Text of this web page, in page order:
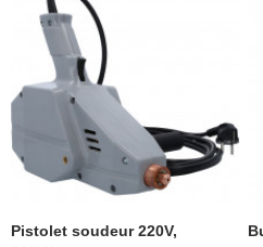
Pistolet soudeur 220V,